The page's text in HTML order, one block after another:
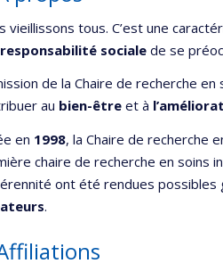
vieillissons tous. C’est une
responsabilité sociale de se
de la Chaire de recherche
au bien-être et à
en 1998, la Chaire de recherche
chaire de recherche en soins
ont été rendues possibles
.